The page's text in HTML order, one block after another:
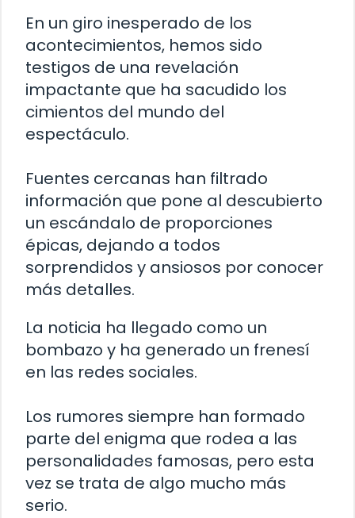
En un giro inesperado de los
acontecimientos, hemos sido
testigos de una revelación
impactante que ha sacudido los
cimientos del mundo del
espectáculo.
Fuentes cercanas han filtrado
información que pone al descubierto
un escándalo de proporciones
épicas, dejando a todos
sorprendidos y ansiosos por conocer
más detalles.
La noticia ha llegado como un
bombazo y ha generado un frenesí
en las redes sociales.
Los rumores siempre han formado
parte del enigma que rodea a las
personalidades famosas, pero esta
vez se trata de algo mucho más
serio.